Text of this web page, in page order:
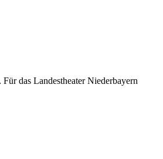
das Lan­des­thea­ter Nie­der­bay­ern